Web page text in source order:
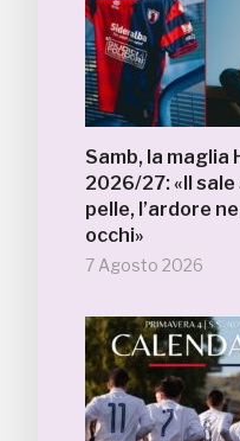
Samb, la maglia
2026/27: «Il sale
pelle, l’ardore
occhi»
7 Agosto 2026